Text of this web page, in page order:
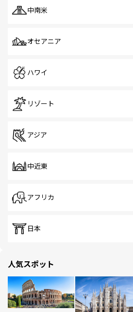
中南米
オセアニア
ハワイ
リゾート
アジア
中近東
アフリカ
日本
人気スポット